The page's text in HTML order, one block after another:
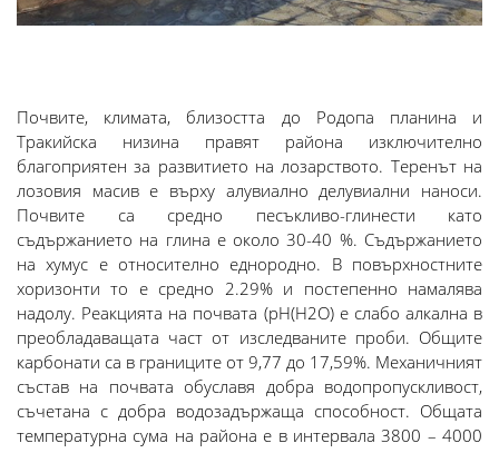
Почвите, климата, близостта до Родопа планина и
Тракийска низина правят района изключително
благоприятен за развитието на лозарството. Теренът на
лозовия масив е върху алувиално делувиални наноси.
Почвите са средно песъкливо-глинести като
съдържанието на глина е около 30-40 %. Съдържанието
на хумус е относително еднородно. В повърхностните
хоризонти то е средно 2.29% и постепенно намалява
надолу. Реакцията на почвата (рН(Н2О) е слабо алкална в
преобладаващата част от изследваните проби. Общите
карбонати са в границите от 9,77 до 17,59%. Механичният
състав на почвата обуславя добра водопропускливост,
съчетана с добра водозадържаща способност. Общата
температурна сума на района е в интервала 3800 – 4000